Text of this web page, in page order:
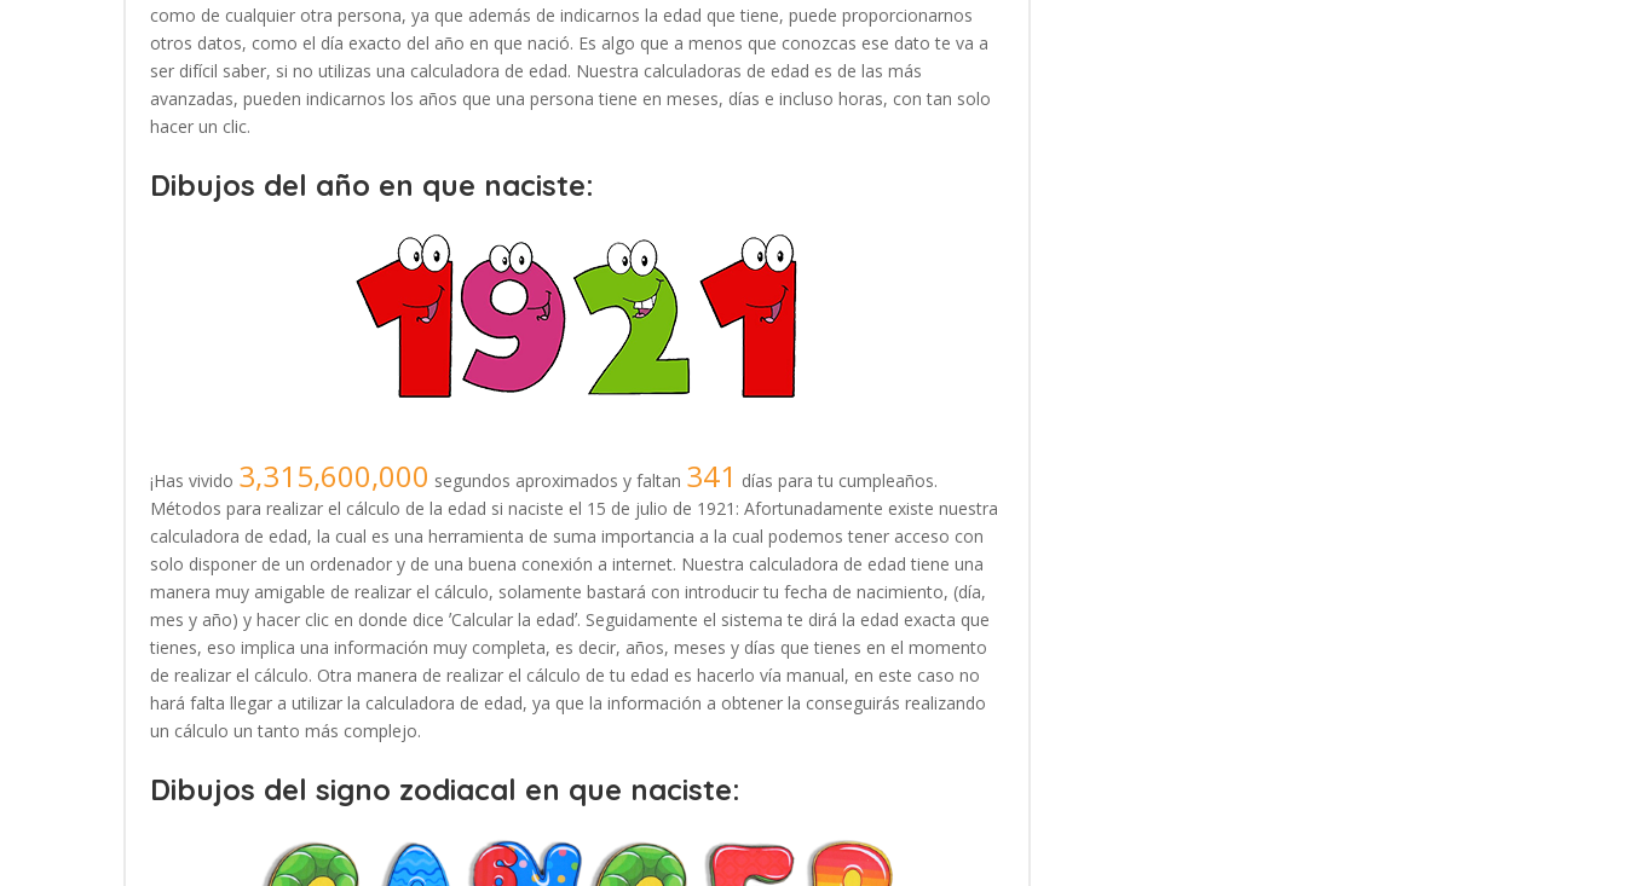
como de cualquier otra persona, ya que además de indicarnos la edad que tiene, puede proporcionarnos
otros datos, como el día exacto del año en que nació. Es algo que a menos que conozcas ese dato te va a
ser difícil saber, si no utilizas una calculadora de edad. Nuestra calculadoras de edad es de las más
avanzadas, pueden indicarnos los años que una persona tiene en meses, días e incluso horas, con tan solo
hacer un clic.
Dibujos del año en que naciste:
¡Has vivido 3,315,600,000 segundos aproximados y faltan 341 días para tu cumpleaños.
Métodos para realizar el cálculo de la edad si naciste el 15 de julio de 1921: Afortunadamente existe nuestra
calculadora de edad, la cual es una herramienta de suma importancia a la cual podemos tener acceso con
solo disponer de un ordenador y de una buena conexión a internet. Nuestra calculadora de edad tiene una
manera muy amigable de realizar el cálculo, solamente bastará con introducir tu fecha de nacimiento, (día,
mes y año) y hacer clic en donde dice ʼCalcular la edadʼ. Seguidamente el sistema te dirá la edad exacta que
tienes, eso implica una información muy completa, es decir, años, meses y días que tienes en el momento
de realizar el cálculo. Otra manera de realizar el cálculo de tu edad es hacerlo vía manual, en este caso no
hará falta llegar a utilizar la calculadora de edad, ya que la información a obtener la conseguirás realizando
un cálculo un tanto más complejo.
Dibujos del signo zodiacal en que naciste: